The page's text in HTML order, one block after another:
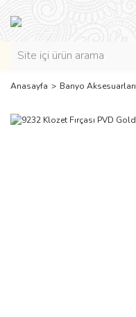
Anasayfa Banyo Aksesuarları